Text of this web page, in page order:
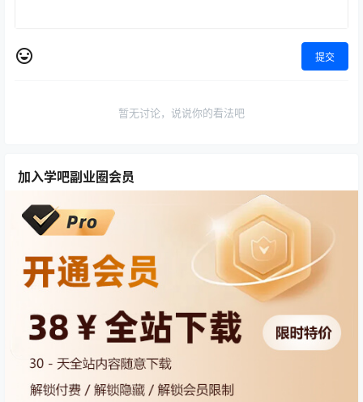
提交
暂无讨论，说说你的看法吧
加入学吧副业圈会员